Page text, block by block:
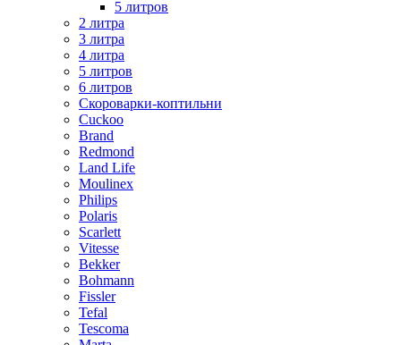
5 литров
2 литра
3 литра
4 литра
5 литров
6 литров
Скороварки-коптильни
Cuckoo
Brand
Redmond
Land Life
Moulinex
Philips
Polaris
Scarlett
Vitesse
Bekker
Bohmann
Fissler
Tefal
Tescoma